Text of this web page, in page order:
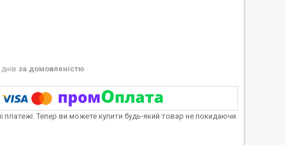
за домовленістю
платежі. Тепер ви можете купити будь-який товар не покидаючи